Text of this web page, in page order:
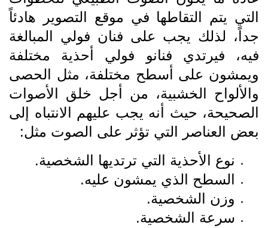
التي يتم التقاطها في موقع التصوير هادئاً
جداً، لذلك يجب على فنان فولي المبالغة
فيه، فيرتدي فنانو فولي أحذية مختلفة
ويمشون على أسطح مختلفة، مثل الحصى
والألواح الخشبية، من أجل خلق الأصوات
الصحيحة، حيث أنه يجب عليهم الانتباه إلى
بعض العناصر التي تؤثر على الصوت مثل:
نوع الأحذية التي ترتديها الشخصية.
السطح الذي يمشون عليه.
وزن الشخصية.
سرعة الشخصية.